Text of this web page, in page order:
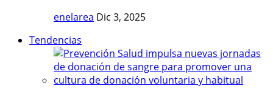
enelarea Dic 3, 2025
Tendencias